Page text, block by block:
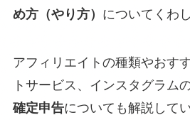
め方（やり方） についてくわ
アフィリエイトの種類やおす
トサービス、インスタグラム
確定申告についても解説して